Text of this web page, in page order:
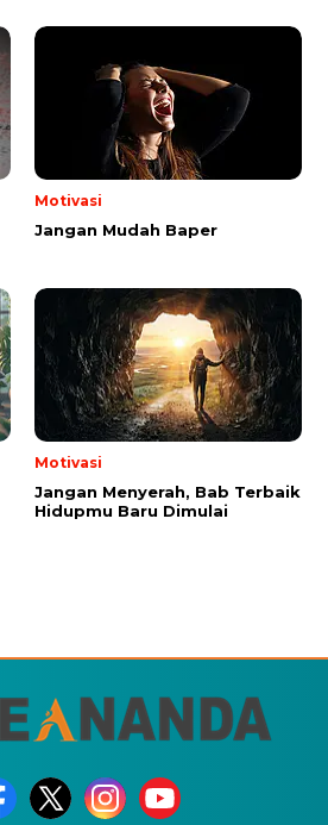
Motivasi
Jangan Mudah Baper
Motivasi
Jangan Menyerah, Bab Terbaik
Hidupmu Baru Dimulai